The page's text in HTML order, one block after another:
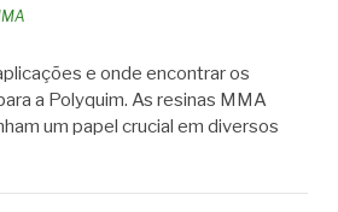
e onde encontrar os
a Polyquim. As resinas MMA
um papel crucial em diversos